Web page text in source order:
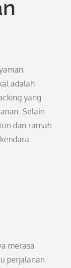
adalah
yang
Selain
dan ramah
merasa
perjalanan